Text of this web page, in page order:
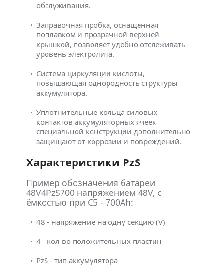
обслуживания.
Заправочная пробка, оснащенная
поплавком и прозрачной верхней
крышкой, позволяет удобно отслеживать
уровень электролита.
Система циркуляции кислоты,
повышающая однородность структуры
аккумулятора.
Уплотнительные кольца силовых
контактов аккумуляторных ячеек
специальной конструкции дополнительно
защищают от коррозии и повреждений.
Характеристики PzS
Пример обозначения батареи
48V4PzS700 напряжением 48V, с
ёмкостью при C5 - 700Ah:
48 - напряжение на одну секцию (V)
4 - кол-во положительных пластин
PzS - тип аккумулятора